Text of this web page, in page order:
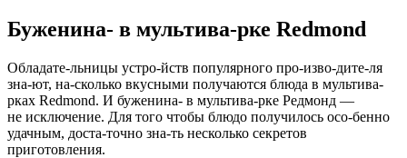
Буженина- в мультива-рке Redmond
Обладате-льницы устро-йств популярного про-изво-дите-ля
зна-ют, на-сколько вкусными получаются блюда в мультива-
рках Redmond. И буженина- в мультива-рке Редмонд —
не исключение. Для того чтобы блюдо получилось осо-бенно
удачным, доста-точно зна-ть несколько секретов
приготовления.